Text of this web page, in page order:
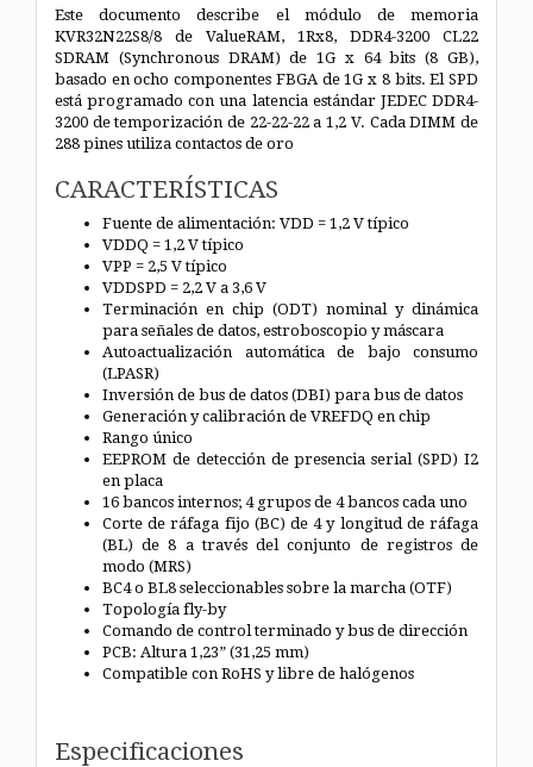
Este documento describe el módulo de memoria
KVR32N22S8/8 de ValueRAM, 1Rx8, DDR4-3200 CL22
SDRAM (Synchronous DRAM) de 1G x 64 bits (8 GB),
basado en ocho componentes FBGA de 1G x 8 bits. El SPD
está programado con una latencia estándar JEDEC DDR4-
3200 de temporización de 22-22-22 a 1,2 V. Cada DIMM de
288 pines utiliza contactos de oro
CARACTERÍSTICAS
Fuente de alimentación: VDD = 1,2 V típico
VDDQ = 1,2 V típico
VPP = 2,5 V típico
VDDSPD = 2,2 V a 3,6 V
Terminación en chip (ODT) nominal y dinámica
para señales de datos, estroboscopio y máscara
Autoactualización automática de bajo consumo
(LPASR)
Inversión de bus de datos (DBI) para bus de datos
Generación y calibración de VREFDQ en chip
Rango único
EEPROM de detección de presencia serial (SPD) I2
en placa
16 bancos internos; 4 grupos de 4 bancos cada uno
Corte de ráfaga fijo (BC) de 4 y longitud de ráfaga
(BL) de 8 a través del conjunto de registros de
modo (MRS)
BC4 o BL8 seleccionables sobre la marcha (OTF)
Topología fly-by
Comando de control terminado y bus de dirección
PCB: Altura 1,23” (31,25 mm)
Compatible con RoHS y libre de halógenos
Especificaciones